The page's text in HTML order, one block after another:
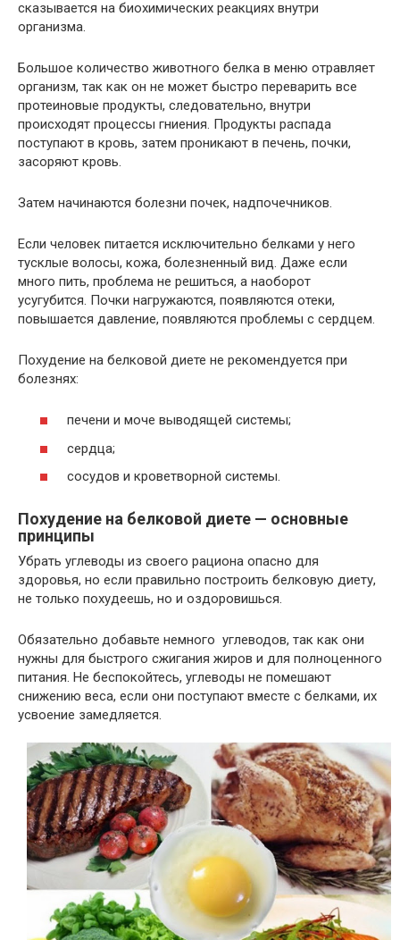
сказывается на биохимических реакциях внутри
организма.
Большое количество животного белка в меню отравляет
организм, так как он не может быстро переварить все
протеиновые продукты, следовательно, внутри
происходят процессы гниения. Продукты распада
поступают в кровь, затем проникают в печень, почки,
засоряют кровь.
Затем начинаются болезни почек, надпочечников.
Если человек питается исключительно белками у него
тусклые волосы, кожа, болезненный вид. Даже если
много пить, проблема не решиться, а наоборот
усугубится. Почки нагружаются, появляются отеки,
повышается давление, появляются проблемы с сердцем.
Похудение на белковой диете не рекомендуется при
болезнях:
печени и моче выводящей системы;
сердца;
сосудов и кроветворной системы.
Похудение на белковой диете — основные
принципы
Убрать углеводы из своего рациона опасно для
здоровья, но если правильно построить белковую диету,
не только похудеешь, но и оздоровишься.
Обязательно добавьте немного углеводов, так как они
нужны для быстрого сжигания жиров и для полноценного
питания. Не беспокойтесь, углеводы не помешают
снижению веса, если они поступают вместе с белками, их
усвоение замедляется.